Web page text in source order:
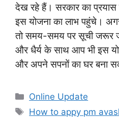
देख रहे हैं। सरकार का प्रयास
इस योजना का लाभ पहुंचे।
तो समय-समय पर सूची जरूर
और धैर्य के साथ आप भी इस
और अपने सपनों का घर बना
Categories
Online Update
Tags
How to appy pm